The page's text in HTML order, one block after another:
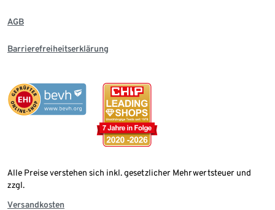
AGB
Barrierefreiheitserklärung
Alle Preise verstehen sich inkl. gesetzlicher Mehrwertsteuer und
zzgl.
Versandkosten